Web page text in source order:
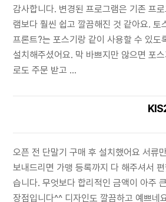
감사합니다. 변경된 프로그램은 기존 프
램보다 훨씬 쉽고 깔끔해진 것 같아요. 토
프론트?는 포스기랑 같이 사용할 수 있도
설치해주셨어요. 막 바쁘지만 않으면 포스
로도 주문 받고 ...
오픈 전 단말기 구매 후 설치했어요 서류만
보내드리면 가맹 등록까지 다 해주셔서
습니다. 무엇보다 합리적인 금액이 아주 큰
장점입니다^^ 디자인도 깔끔하고 예쁘네